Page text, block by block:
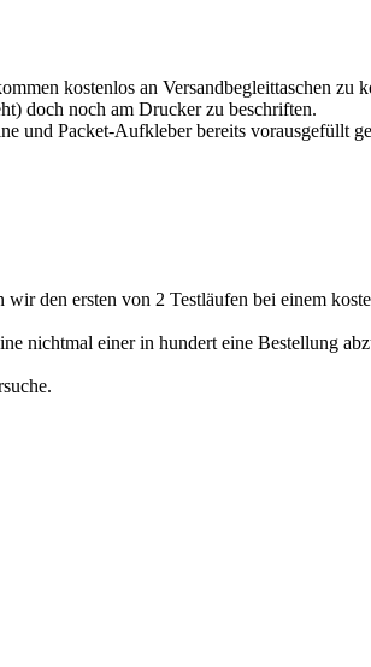
kostenlos an Versandbegleittaschen zu
doch noch am Drucker zu beschriften.
und Packet-Aufkleber bereits vorausgefüllt
den ersten von 2 Testläufen bei einem
nichtmal einer in hundert eine Bestellung